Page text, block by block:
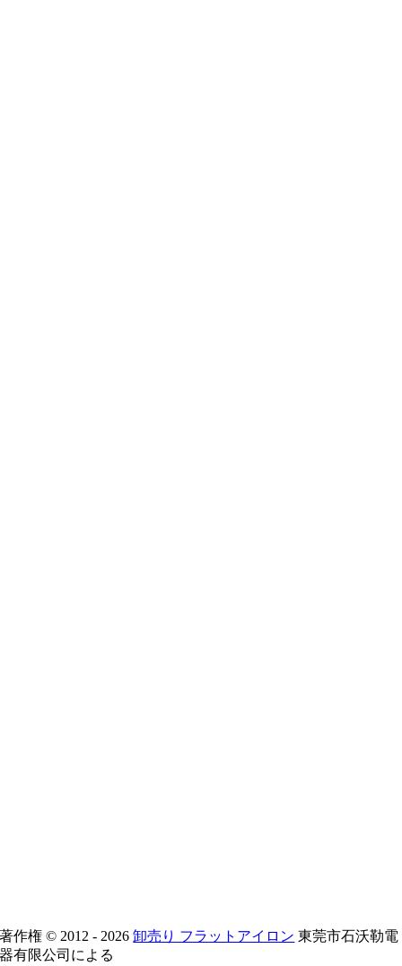
著作権 © 2012 - 2026卸売り フラットアイロン 東莞市石沃勒電
器有限公司による